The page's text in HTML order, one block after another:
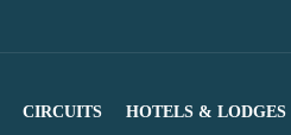
CIRCUITS HOTELS & LODGES